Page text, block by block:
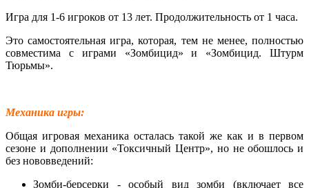
Игра для 1-6 игроков от 13 лет. Продолжительность от 1 часа.
Это самостоятельная игра, которая, тем не менее, полностью
совместима с играми «Зомбицид» и «Зомбицид. Штурм
Тюрьмы».
Механика игры:
Общая игровая механика осталась такой же как и в первом
сезоне и дополнении «Токсичный Центр», но не обошлось и
без нововведений:
Зомби-берсерки - особый вид зомби (включает все